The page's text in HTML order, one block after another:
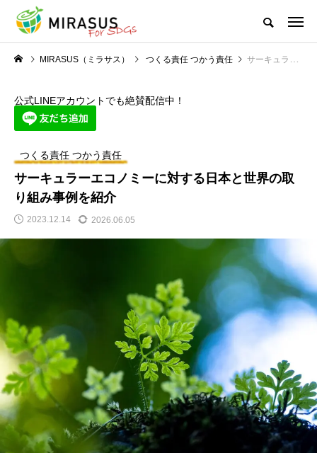
MIRASUS（ミラサス） つくる責任 つかう責任 サーキュラーエコノミーに対する日本と世界の取り組み事例を紹介
公式LINEアカウントでも絶賛配信中！
つくる責任 つかう責任
サーキュラーエコノミーに対する日本と世界の取
り組み事例を紹介
2023.12.14 2026.06.05